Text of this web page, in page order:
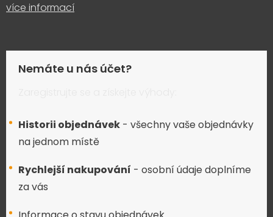
více informací
Nemáte u nás účet?
Historii objednávek - všechny vaše objednávky
na jednom místě
Rychlejší nakupování - osobní údaje doplníme
za vás